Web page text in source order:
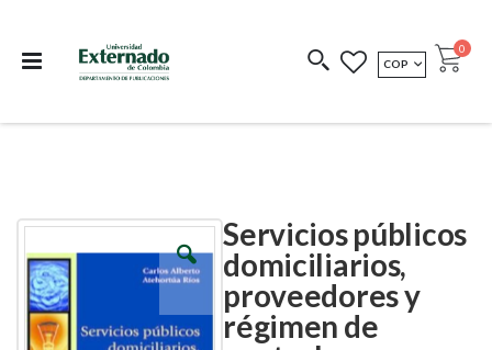
COEDICIONES REDIMIR CÓDIGO
MONEDA
COP Cart
0
Servicios públicos
domiciliarios,
proveedores y
régimen de
Skip
the
end
of
the
images
Skip
the
beginning
of
the
images